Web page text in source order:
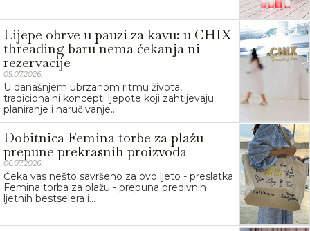
Lijepe obrve u pauzi za kavu: u CHIX
threading baru nema čekanja ni
rezervacije
09.07.2026.
U današnjem ubrzanom ritmu života,
tradicionalni koncepti ljepote koji zahtijevaju
planiranje i naručivanje...
Dobitnica Femina torbe za plažu
prepune prekrasnih proizvoda
06.07.2026.
Čeka vas nešto savršeno za ovo ljeto - preslatka
Femina torba za plažu - prepuna predivnih
ljetnih bestselera i...